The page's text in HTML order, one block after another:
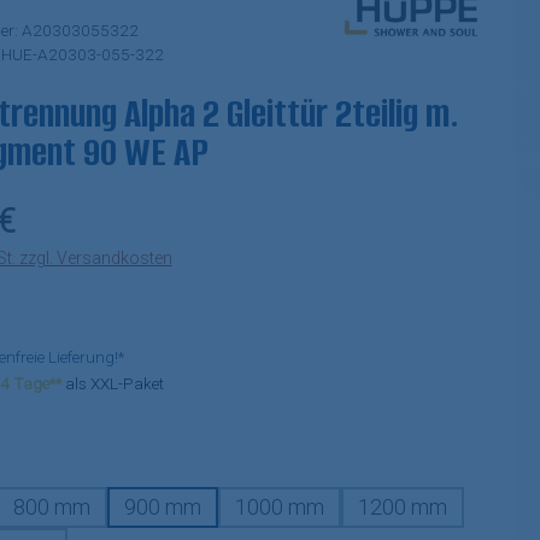
A20303055322
HUE-A20303-055-322
Alpha 2 Gleittür 2teilig m.
90 WE AP
zzgl. Versandkosten
Lieferung!*
Tage**als XXL-Paket
800 mm 900 mm 1000 mm
1200 mm